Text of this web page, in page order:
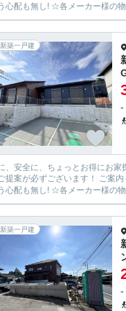
新築一戸建
-
に、ちょっとお得にお家探しをされたい方は三方舎まで！！ ★
！ ご案内～ご契約～お引渡し～アフターフォローまでお客様とマンツーマン体制！ 転勤等が無い為に担当が急に変わって
新築一戸建
-